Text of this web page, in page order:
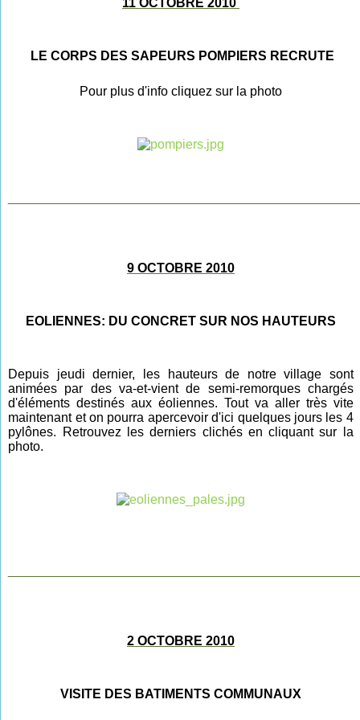
11 OCTOBRE 2010
LE CORPS DES SAPEURS POMPIERS RECRUTE
Pour plus d'info cliquez sur la photo
9 OCTOBRE 2010
EOLIENNES: DU CONCRET SUR NOS HAUTEURS
Depuis jeudi dernier, les hauteurs de notre village sont
animées par des va-et-vient de semi-remorques chargés
d'éléments destinés aux éoliennes. Tout va aller très vite
maintenant et on pourra apercevoir d'ici quelques jours les 4
pylônes. Retrouvez les derniers clichés en cliquant sur la
photo.
2 OCTOBRE 2010
VISITE DES BATIMENTS COMMUNAUX